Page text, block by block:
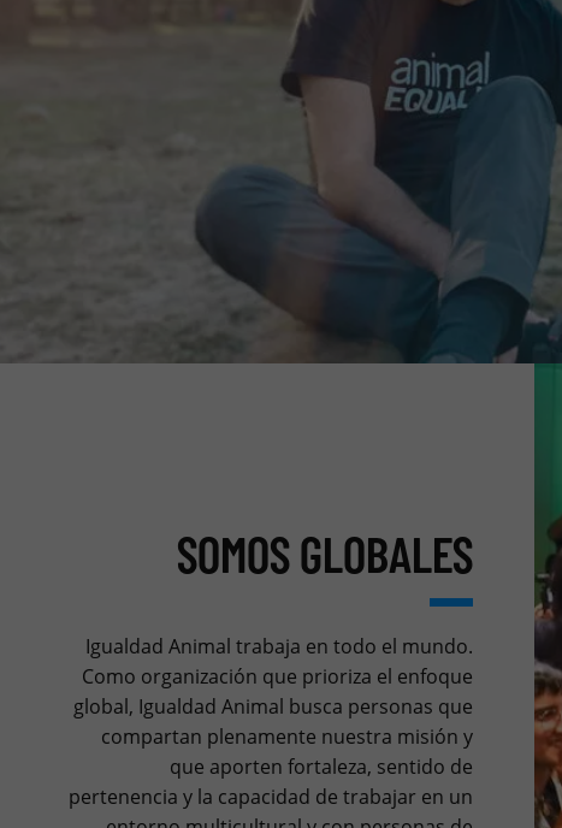
SOMOS GLOBALES
Igualdad Animal trabaja en todo el mundo.
Como organización que prioriza el enfoque
global, Igualdad Animal busca personas que
compartan plenamente nuestra misión y
que aporten fortaleza, sentido de
pertenencia y la capacidad de trabajar en un